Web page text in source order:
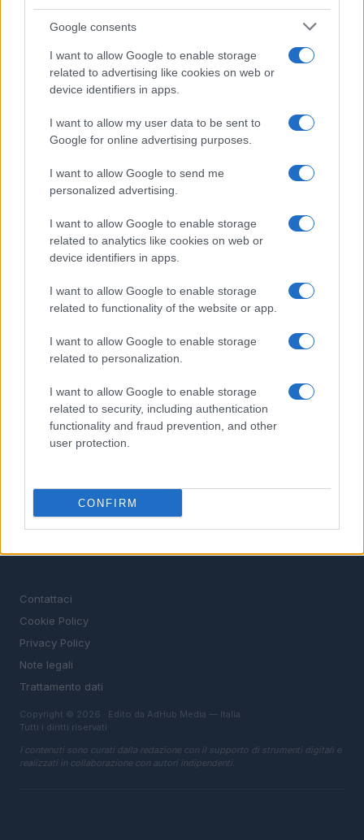
Google consents
I want to allow Google to enable storage
related to advertising like cookies on web or
device identifiers in apps.
I want to allow my user data to be sent to
Google for online advertising purposes.
I want to allow Google to send me
personalized advertising.
I want to allow Google to enable storage
related to analytics like cookies on web or
device identifiers in apps.
I want to allow Google to enable storage
related to functionality of the website or app.
I want to allow Google to enable storage
related to personalization.
I want to allow Google to enable storage
related to security, including authentication
functionality and fraud prevention, and other
user protection.
CONFIRM
Bandi aperti per professionisti sanitari: ecco le
posizioni disponibili
Il portale del lavoro e della carriera. Offerte di lavoro,
stipendi, guide pratiche per trovare un'occupazione,
scrivere un CV e affrontare il colloquio.
SEZIONI
TROVARE LAVORO
STIPENDI
Chi siamo
Redazione
Contattaci
Cookie Policy
Privacy Policy
Note legali
Trattamento dati
Copyright © 2026 · Edito da AdHub Media — Italia
Tutti i diritti riservati
I contenuti sono curati dalla redazione con il supporto di strumenti digitali e
realizzati in collaborazione con autori indipendenti.